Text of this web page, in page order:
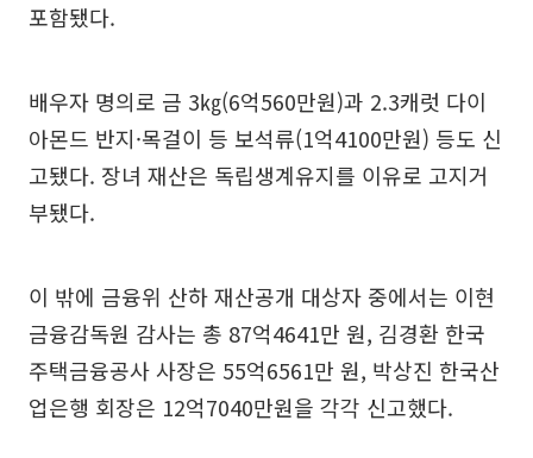
포함됐다.
배우자 명의로 금 3㎏(6억560만원)과 2.3캐럿 다이
아몬드 반지·목걸이 등 보석류(1억4100만원) 등도 신
고됐다. 장녀 재산은 독립생계유지를 이유로 고지거
부됐다.
이 밖에 금융위 산하 재산공개 대상자 중에서는 이현
금융감독원 감사는 총 87억4641만 원, 김경환 한국
주택금융공사 사장은 55억6561만 원, 박상진 한국산
업은행 회장은 12억7040만원을 각각 신고했다.